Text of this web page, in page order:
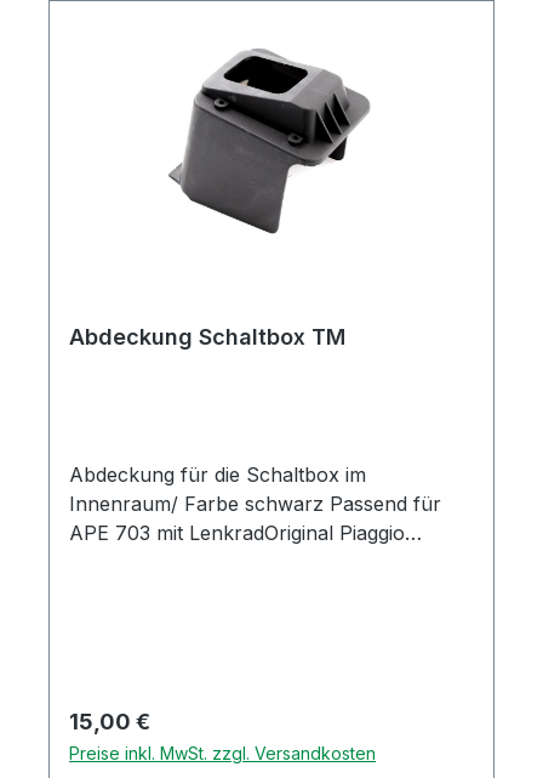
Abdeckung Schaltbox TM
Abdeckung für die Schaltbox im
Innenraum/ Farbe schwarz Passend für
APE 703 mit LenkradOriginal Piaggio
Regulärer Preis:
15,00 €
Preise inkl. MwSt. zzgl. Versandkosten